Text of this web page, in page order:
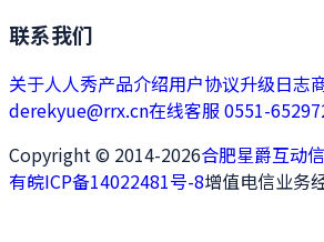
联系我们
关于人人秀产品介绍用户协议升级日志
derekyue@rrx.cn在线客服 0551-
Copyright © 2014-2026合肥星爵互动
有皖ICP备14022481号-8增值电信业务